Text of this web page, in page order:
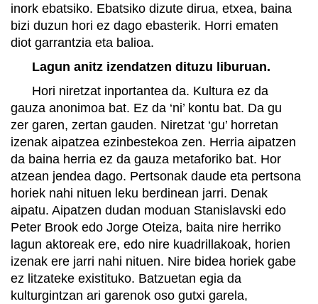
inork ebatsiko. Ebatsiko dizute dirua, etxea, baina
bizi duzun hori ez dago ebasterik. Horri ematen
diot garrantzia eta balioa.
Lagun anitz izendatzen dituzu liburuan.
Hori niretzat inportantea da. Kultura ez da
gauza anonimoa bat. Ez da ‘ni’ kontu bat. Da gu
zer garen, zertan gauden. Niretzat ‘gu’ horretan
izenak aipatzea ezinbestekoa zen. Herria aipatzen
da baina herria ez da gauza metaforiko bat. Hor
atzean jendea dago. Pertsonak daude eta pertsona
horiek nahi nituen leku berdinean jarri. Denak
aipatu. Aipatzen dudan moduan Stanislavski edo
Peter Brook edo Jorge Oteiza, baita nire herriko
lagun aktoreak ere, edo nire kuadrillakoak, horien
izenak ere jarri nahi nituen. Nire bidea horiek gabe
ez litzateke existituko. Batzuetan egia da
kulturgintzan ari garenok oso gutxi garela,